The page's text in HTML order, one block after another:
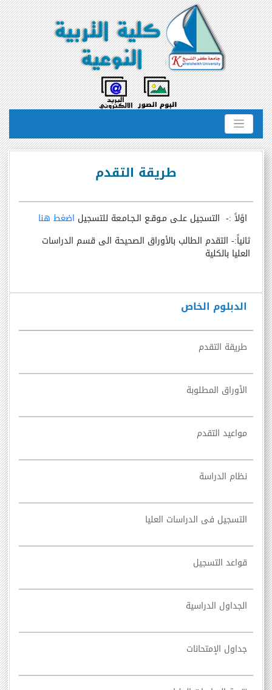
الدبلوم الخاص
طريقة التقدم
الأوراق المطلوبة
مواعيد التقدم
نظام الدراسة
التسجيل فى الدراسات العليا
قواعد التسجيل
الجداول الدراسية
جداول الإمتحانات
طريقة التقدم
اوًلاً :- التسجيل علـى مـوقـع الـجـامـعة للتسجيل اضغط هنا
ثانياً:- التقدم الطالب بالأوراق الصحيحة الى قسم الدراسات
العليا بالكلية